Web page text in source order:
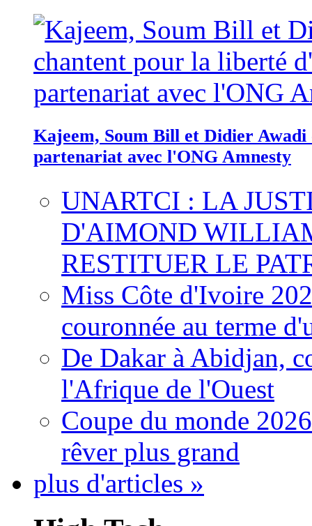
Kajeem, Soum Bill et Didier
partenariat avec l'ONG Amnesty
UNARTCI : LA
D'AIMOND
RESTITUER LE
Miss Côte d'Ivoire
couronnée au terme
De Dakar à Abidjan,
l'Afrique de l'Ouest
Coupe du monde
rêver plus grand
plus d'articles »